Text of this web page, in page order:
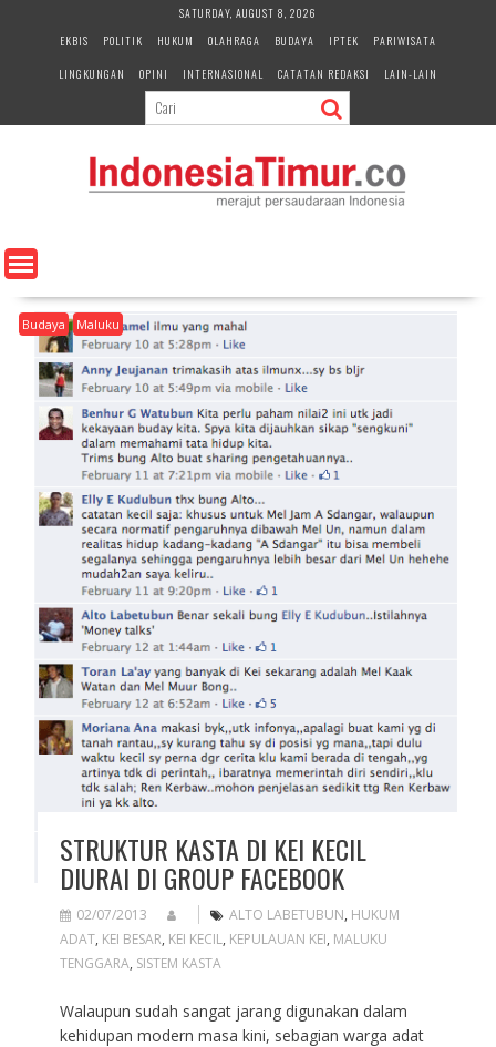
e
n
SATURDAY, AUGUST 8, 2026
EKBIS
POLITIK HUKUM OLAHRAGA BUDAYA IPTEK
PARIWISATA
LINGKUNGAN
OPINI INTERNASIONAL CATATAN REDAKSI LAIN-LAIN
Budaya Maluku
STRUKTUR KASTA DI KEI KECIL
DIURAI DI GROUP FACEBOOK
02/07/2013 ALTO LABETUBUN, HUKUM
ADAT, KEI BESAR, KEI KECIL, KEPULAUAN KEI, MALUKU
TENGGARA, SISTEM KASTA
Walaupun sudah sangat jarang digunakan dalam
kehidupan modern masa kini, sebagian warga adat